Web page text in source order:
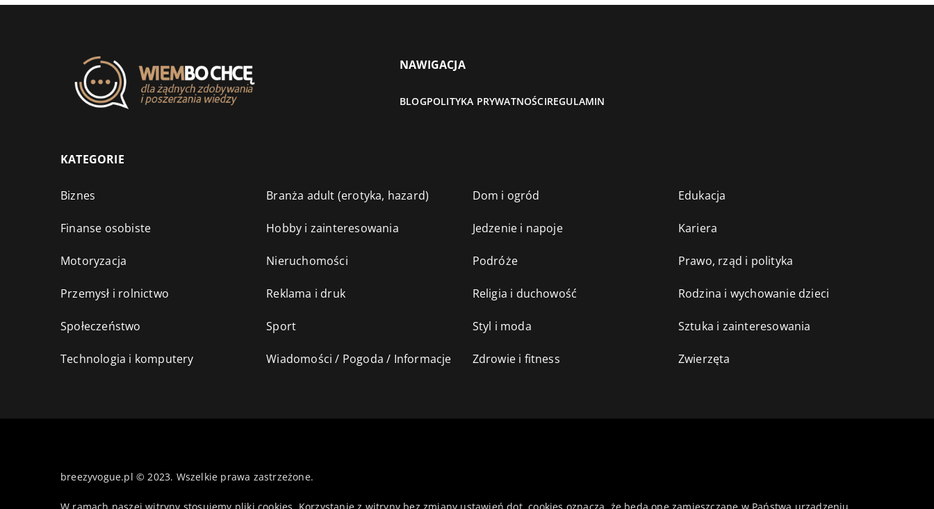
NAWIGACJA
BLOGPOLITYKA PRYWATNOŚCIREGULAMIN
KATEGORIE
Biznes Branża adult (erotyka, hazard) Dom i ogród Edukacja
Finanse osobiste Hobby i zainteresowania Jedzenie i napoje Kariera
Motoryzacja Nieruchomości Podróże Prawo, rząd i polityka
Przemysł i rolnictwo Reklama i druk Religia i duchowość Rodzina i wychowanie dzieci
Społeczeństwo Sport Styl i moda Sztuka i zainteresowania
Technologia i komputery Wiadomości / Pogoda / Informacje Zdrowie i fitness Zwierzęta
breezyvogue.pl © 2023. Wszelkie prawa zastrzeżone.